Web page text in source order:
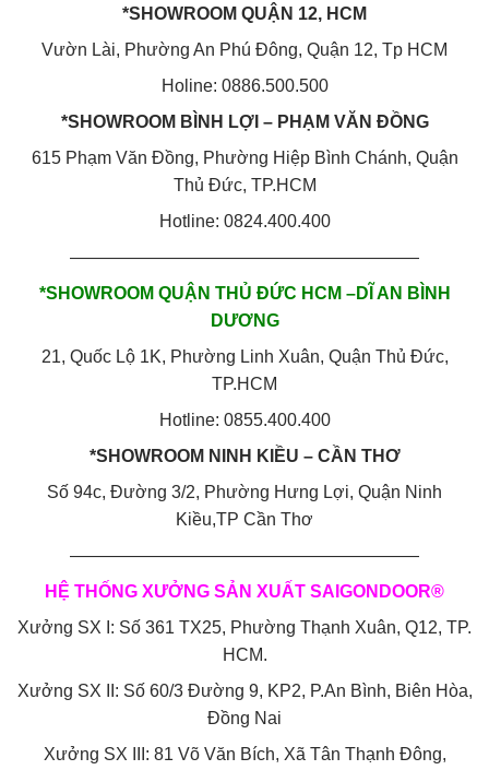
*SHOWROOM QUẬN 12, HCM
Vườn Lài, Phường An Phú Đông, Quận 12, Tp HCM
Holine: 0886.500.500
*SHOWROOM BÌNH LỢI – PHẠM VĂN ĐỒNG
615 Phạm Văn Đồng, Phường Hiệp Bình Chánh, Quận
Thủ Đức, TP.HCM
Hotline: 0824.400.400
————————————————————
*SHOWROOM QUẬN THỦ ĐỨC HCM –DĨ AN BÌNH
DƯƠNG
21, Quốc Lộ 1K, Phường Linh Xuân, Quận Thủ Đức,
TP.HCM
Hotline: 0855.400.400
*SHOWROOM NINH KIỀU – CẦN THƠ
Số 94c, Đường 3/2, Phường Hưng Lợi, Quận Ninh
Kiều,TP Cần Thơ
————————————————————
HỆ THỐNG XƯỞNG SẢN XUẤT SAIGONDOOR®
Xưởng SX I: Số 361 TX25, Phường Thạnh Xuân, Q12, TP.
HCM.
Xưởng SX II: Số 60/3 Đường 9, KP2, P.An Bình, Biên Hòa,
Đồng Nai
Xưởng SX III: 81 Võ Văn Bích, Xã Tân Thạnh Đông,